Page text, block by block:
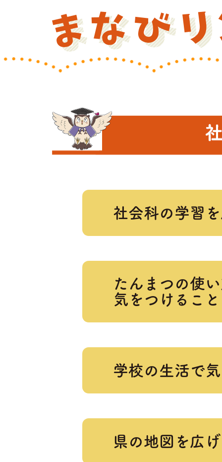
社会科の学習
たんまつの使
気をつけること
学校の生活で
県の地図を広